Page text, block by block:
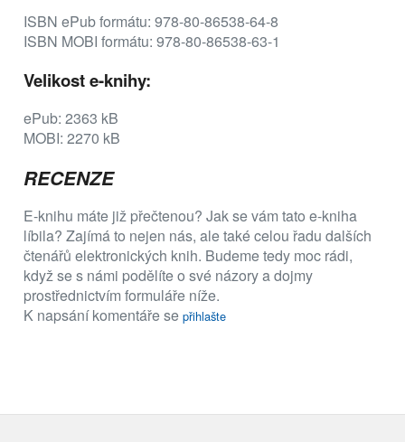
ISBN ePub formátu: 978-80-86538-64-8
ISBN MOBI formátu: 978-80-86538-63-1
Velikost e-knihy:
ePub: 2363 kB
MOBI: 2270 kB
RECENZE
E-knihu máte již přečtenou? Jak se vám tato e-kniha
líbila? Zajímá to nejen nás, ale také celou řadu dalších
čtenářů elektronických knih. Budeme tedy moc rádi,
když se s námi podělíte o své názory a dojmy
prostřednictvím formuláře níže.
K napsání komentáře se přihlašte